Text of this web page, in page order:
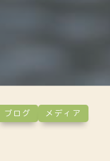
ブログ メディア